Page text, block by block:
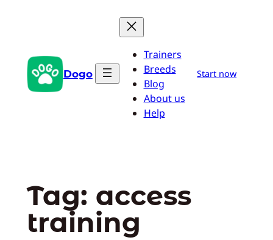
conteúdo Dogo
Trainers
Breeds
Blog
About us
Help
Start now
Tag: access
training